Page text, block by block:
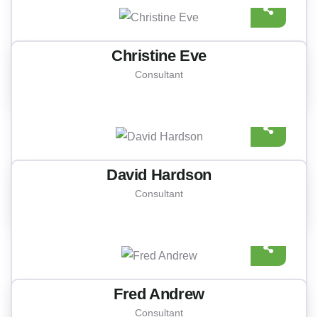
Christine Eve
Consultant
David Hardson
Consultant
Fred Andrew
Consultant